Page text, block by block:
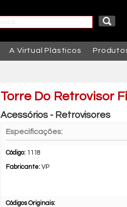
A Virtual Plásticos
Torre Do Retrovisor
Acessórios - Retrovisores
Especificações:
Código: 1118
Fabricante: VP
Códigos Originais: